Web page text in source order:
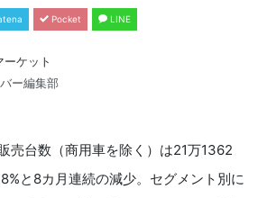
Pocket LINE
ーケット
ー編集部
売台数（商用車を除く）は21万1362
と8カ月連続の減少。セグメント別に